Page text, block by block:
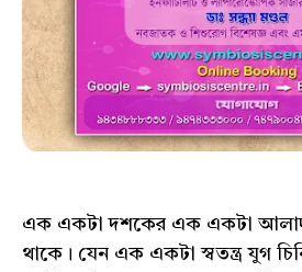
এক একটা দশকের এক একটা
থাকে। যেন এক একটা স্বতন্ত্র যুগ